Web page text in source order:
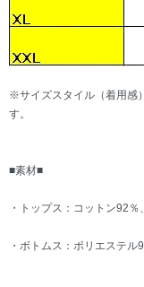
※サイズスタイル（着用感
す。
■素材■
・トップス：コットン92
・ボトムス：ポリエステル